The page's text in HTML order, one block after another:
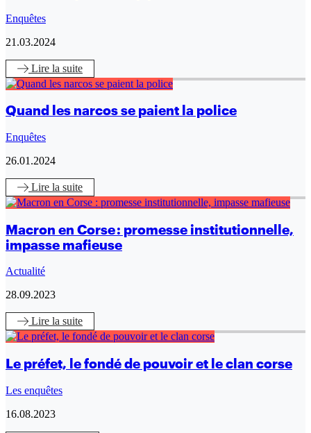
Enquêtes
21.03.2024
Lire la suite
Quand les narcos se paient la police
Enquêtes
26.01.2024
Lire la suite
Macron en Corse : promesse institutionnelle,
impasse mafieuse
Actualité
28.09.2023
Lire la suite
Le préfet, le fondé de pouvoir et le clan corse
Les enquêtes
16.08.2023